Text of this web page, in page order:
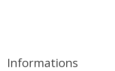
Informations